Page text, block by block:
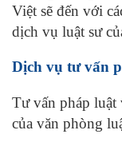
Việt sẽ đến với
dịch vụ luật sư
Dịch vụ tư vấn
Tư vấn pháp luật
của văn phòng